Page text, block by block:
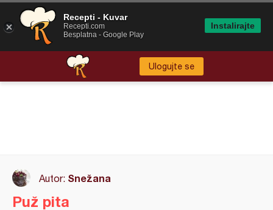
Ulogujte se
Autor: Snežana
Puž pita
Recepti - Kuvar
Recepti.com
Besplatna - Google Play
Instalirajte